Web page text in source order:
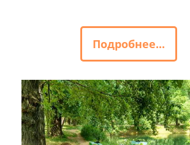
Подробнее...